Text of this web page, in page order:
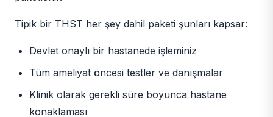
Tipik bir THST her şey dahil paketi şunları kapsar:
Devlet onaylı bir hastanede işleminiz
Tüm ameliyat öncesi testler ve danışmalar
Klinik olarak gerekli süre boyunca hastane
konaklaması